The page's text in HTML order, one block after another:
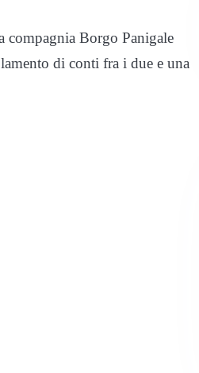
compagnia Borgo Panigale
di conti fra i due e una